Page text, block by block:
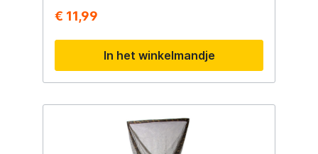
constructie Standaard 3/8" schroefdraad
Ideale vervanging voor de meeste netten
voor 42" en 46" netten
€ 11,99
In het winkelmandje